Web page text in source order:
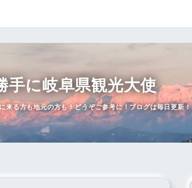
手に岐阜県観光大使
来る方も地元の方も！どうぞご参考に！ブログは毎日更新！